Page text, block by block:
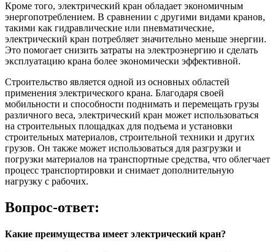
Кроме того, электрический кран обладает экономичным
энергопотреблением. В сравнении с другими видами кранов,
такими как гидравлические или пневматические,
электрический кран потребляет значительно меньше энергии.
Это помогает снизить затраты на электроэнергию и сделать
эксплуатацию крана более экономически эффективной.
Строительство является одной из основных областей
применения электрического крана. Благодаря своей
мобильности и способности поднимать и перемещать грузы
различного веса, электрический кран может использоваться
на строительных площадках для подъема и установки
строительных материалов, строительной техники и других
грузов. Он также может использоваться для разгрузки и
погрузки материалов на транспортные средства, что облегчает
процесс транспортировки и снимает дополнительную
нагрузку с рабочих.
Вопрос-ответ:
Какие преимущества имеет электрический кран?